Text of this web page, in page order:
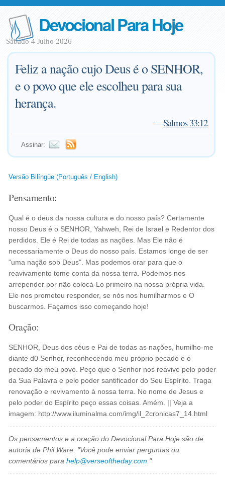
Devocional Para Hoje
Sábado 4 Julho 2026
Feliz a nação cujo Deus é o SENHOR,
e o povo que ele escolheu para sua
herança.
—Salmos 33:12
Assinar:
Versão Bilíngüe (Português / English)
Pensamento:
Qual é o deus da nossa cultura e do nosso país? Certamente
nosso Deus é o SENHOR, Yahweh, Rei de Israel e Redentor dos
perdidos. Ele é Rei de todas as nações. Mas Ele não é
necessariamente o Deus do nosso país. Estamos longe de ser
"uma nação sob Deus". Mas podemos orar para que o
reavivamento tome conta da nossa terra. Podemos nos
arrepender por não colocá-Lo primeiro na nossa própria vida.
Ele nos prometeu responder, se nós nos humilharmos e O
buscarmos. Façamos isso começando hoje!
Oração:
SENHOR, Deus dos céus e Pai de todas as nações, humilho-me
diante d0 Senhor, reconhecendo meu próprio pecado e o
pecado do meu povo. Peço que o Senhor nos reavive pelo poder
da Sua Palavra e pelo poder santificador do Seu Espírito. Traga
renovação e revivamento à nossa terra. No nome de Jesus e
pelo poder do Espírito peço essas coisas. Amém. || Veja a
imagem: http://www.iluminalma.com/img/il_2cronicas7_14.html
Os pensamentos e a oração do Devocional Para Hoje são de
autoria de Phil Ware. "Você pode enviar perguntas ou
comentários parahelp@verseoftheday.com ."